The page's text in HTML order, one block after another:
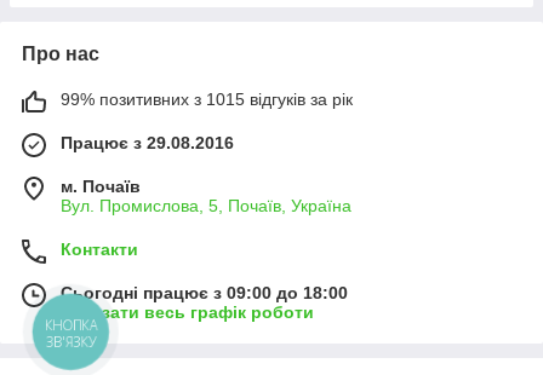
Про нас
99% позитивних з 1015 відгуків за рік
Працює з 29.08.2016
м. Почаїв
Вул. Промислова, 5, Почаїв, Україна
Контакти
Сьогодні працює з 09:00 до 18:00
Показати весь графік роботи
КНОПКА
ЗВ'ЯЗКУ